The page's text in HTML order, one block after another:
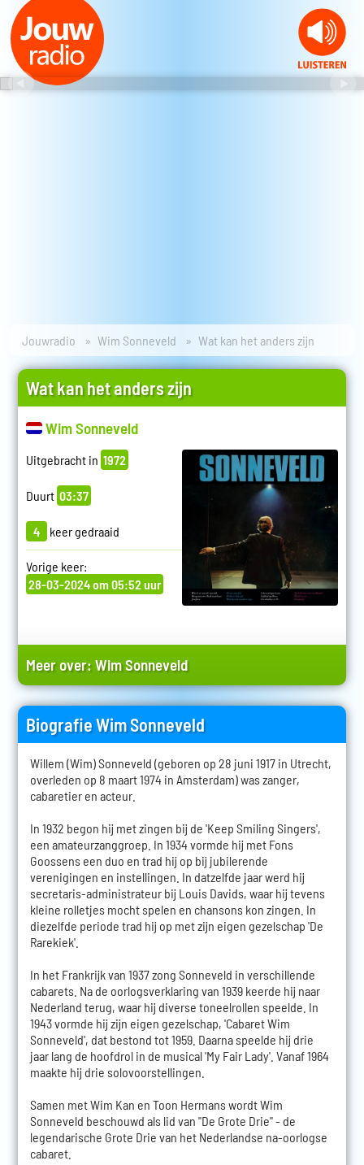
Jouwradio Wim Sonneveld Wat kan het anders zijn
Wat kan het anders zijn
Wim Sonneveld
Uitgebracht in 1972
Duurt 03:37
4 keer gedraaid
Vorige keer:
28-03-2024 om 05:52 uur
Meer over:Wim Sonneveld
Biografie Wim Sonneveld
Willem (Wim) Sonneveld (geboren op 28 juni 1917 in Utrecht,
overleden op 8 maart 1974 in Amsterdam) was zanger,
cabaretier en acteur.
In 1932 begon hij met zingen bij de 'Keep Smiling Singers',
een amateurzanggroep. In 1934 vormde hij met Fons
Goossens een duo en trad hij op bij jubilerende
verenigingen en instellingen. In datzelfde jaar werd hij
secretaris-administrateur bij Louis Davids, waar hij tevens
kleine rolletjes mocht spelen en chansons kon zingen. In
diezelfde periode trad hij op met zijn eigen gezelschap 'De
Rarekiek'.
In het Frankrijk van 1937 zong Sonneveld in verschillende
cabarets. Na de oorlogsverklaring van 1939 keerde hij naar
Nederland terug, waar hij diverse toneelrollen speelde. In
1943 vormde hij zijn eigen gezelschap, 'Cabaret Wim
Sonneveld', dat bestond tot 1959. Daarna speelde hij drie
jaar lang de hoofdrol in de musical 'My Fair Lady'. Vanaf 1964
maakte hij drie solovoorstellingen.
Samen met Wim Kan en Toon Hermans wordt Wim
Sonneveld beschouwd als lid van "De Grote Drie" - de
legendarische Grote Drie van het Nederlandse na-oorlogse
cabaret.